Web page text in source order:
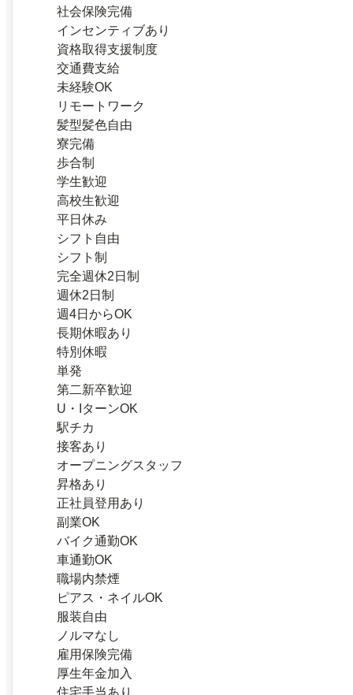
社会保険完備
インセンティブあり
資格取得支援制度
交通費支給
未経験OK
リモートワーク
髪型髪色自由
寮完備
歩合制
学生歓迎
高校生歓迎
平日休み
シフト自由
シフト制
完全週休2日制
週休2日制
週4日からOK
長期休暇あり
特別休暇
単発
第二新卒歓迎
U・IターンOK
駅チカ
接客あり
オープニングスタッフ
昇格あり
正社員登用あり
副業OK
バイク通勤OK
車通勤OK
職場内禁煙
ピアス・ネイルOK
服装自由
ノルマなし
雇用保険完備
厚生年金加入
住宅手当あり